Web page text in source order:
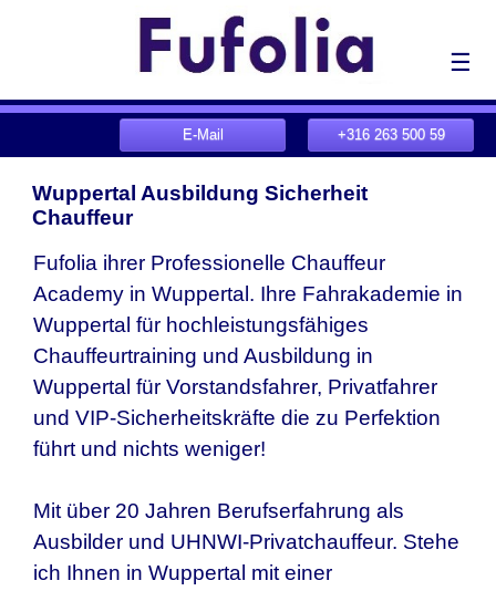
☰
+316 263 500 59
E-Mail
Wuppertal Ausbildung Sicherheit
Chauffeur
Fufolia ihrer Professionelle Chauffeur
Academy in Wuppertal. Ihre Fahrakademie in
Wuppertal für hochleistungsfähiges
Chauffeurtraining und Ausbildung in
Wuppertal für Vorstandsfahrer, Privatfahrer
und VIP-Sicherheitskräfte die zu Perfektion
führt und nichts weniger!
Mit über 20 Jahren Berufserfahrung als
Ausbilder und UHNWI-Privatchauffeur. Stehe
ich Ihnen in Wuppertal mit einer